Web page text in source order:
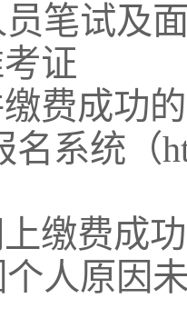
笔试及
证
费成功
名系统（
缴费成
人原因